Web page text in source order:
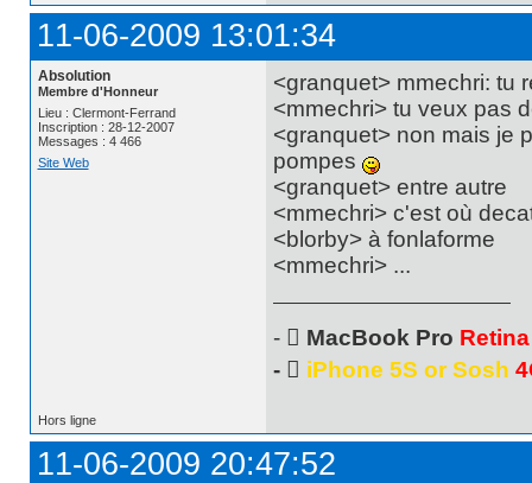
11-06-2009 13:01:34
Absolution
Membre d'Honneur
Lieu : Clermont-Ferrand
Inscription : 28-12-2007
Messages : 4 466
Site Web
<granquet> mmechri: tu
<mmechri> tu veux pas
<granquet> non mais je
pompes
<granquet> entre autre
<mmechri> c'est où
<blorby> à fonlaforme
<mmechri> ...
-  MacBook Pro Retina
-  iPhone 5S or Sosh
Hors ligne
11-06-2009 20:47:52